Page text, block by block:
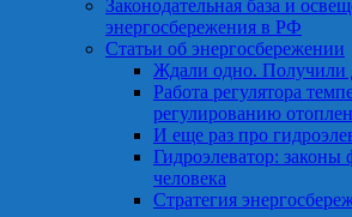
Законодательная база и
энергосбережения в РФ
Статьи об энергосбережении
Ждали одно. Получили
Работа регулятора
регулированию
И еще раз про
Гидроэлеватор:
человека
Стратегия